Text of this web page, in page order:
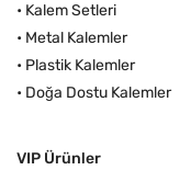
• Kalem Setleri
• Metal Kalemler
• Plastik Kalemler
• Doğa Dostu Kalemler
VIP Ürünler